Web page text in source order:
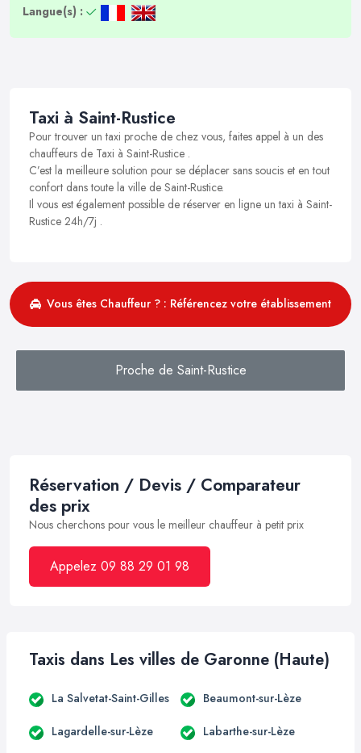
Langue(s) :
Taxi à Saint-Rustice
Pour trouver un taxi proche de chez vous, faites appel à un des
chauffeurs de Taxi à Saint-Rustice .
C’est la meilleure solution pour se déplacer sans soucis et en tout
confort dans toute la ville de Saint-Rustice.
Il vous est également possible de réserver en ligne un taxi à Saint-
Rustice 24h/7j .
Vous êtes Chauffeur ? : Référencez votre établissement
Proche de Saint-Rustice
Réservation / Devis / Comparateur
des prix
Nous cherchons pour vous le meilleur chauffeur à petit prix
Appelez 09 88 29 01 98
Taxis dans Les villes de Garonne (Haute)
La Salvetat-Saint-Gilles Beaumont-sur-Lèze
Lagardelle-sur-Lèze Labarthe-sur-Lèze